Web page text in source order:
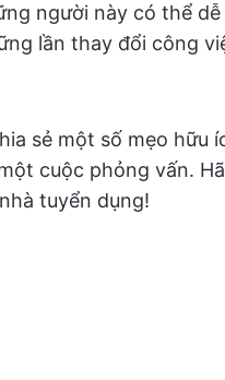
người này có thể
lần thay đổi công
sẻ một số mẹo hữu
cuộc phỏng vấn.
tuyển dụng!